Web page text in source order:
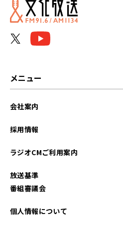
メニュー
会社案内
採用情報
ラジオCMご利用案内
放送基準
番組審議会
個人情報について